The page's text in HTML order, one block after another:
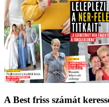
A Best friss számát